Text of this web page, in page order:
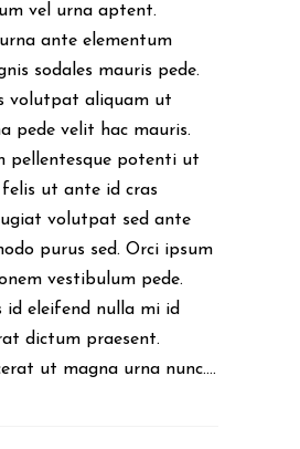
vel urna aptent.
ante elementum
sodales mauris pede.
volutpat aliquam ut
pede velit hac mauris.
pellentesque potenti ut
felis ut ante id cras
volutpat sed ante
purus sed. Orci ipsum
vestibulum pede.
id eleifend nulla mi id
dictum praesent.
ut magna urna nunc....